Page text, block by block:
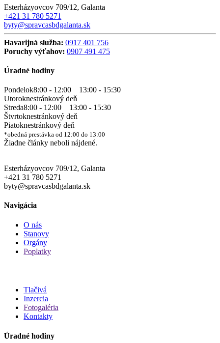
Esterházyovcov 709/12, Galanta
+421 31 780 5271
byty@spravcasbdgalanta.sk
Havarijná služba: 0917 401 756
Poruchy výťahov: 0907 491 475
Úradné hodiny
Pondelok8:00 - 12:00
13:00 - 15:30
Utoroknestránkový deň
Streda8:00 - 12:00
13:00 - 15:30
Štvrtoknestránkový deň
Piatoknestránkový deň
*obedná prestávka od 12:00 do 13:00
Žiadne články neboli nájdené.
Esterházyovcov 709/12, Galanta
+421 31 780 5271
byty@spravcasbdgalanta.sk
Navigácia
O nás
Stanovy
Orgány
Poplatky
Tlačivá
Inzercia
Fotogaléria
Kontakty
Úradné hodiny